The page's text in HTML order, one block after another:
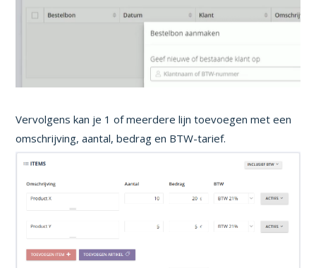
Vervolgens kan je 1 of meerdere lijn toevoegen met een
omschrijving, aantal, bedrag en BTW-tarief.